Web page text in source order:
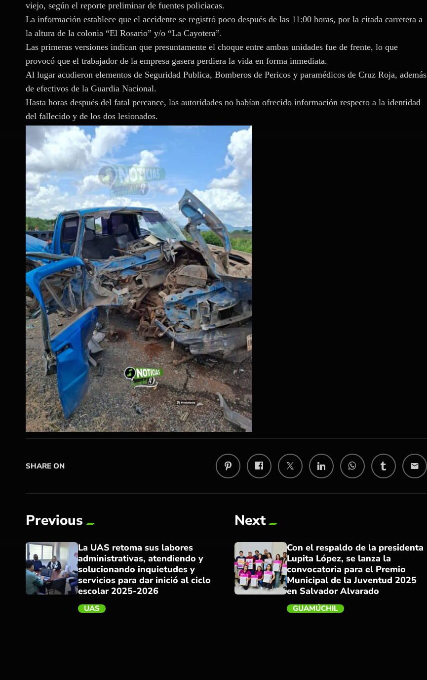
viejo, según el reporte preliminar de fuentes policiacas.
La información establece que el accidente se registró poco después de las 11:00 horas, por la citada carretera a
la altura de la colonia “El Rosario” y/o “La Cayotera”.
Las primeras versiones indican que presuntamente el choque entre ambas unidades fue de frente, lo que
provocó que el trabajador de la empresa gasera perdiera la vida en forma inmediata.
Al lugar acudieron elementos de Seguridad Publica, Bomberos de Pericos y paramédicos de Cruz Roja, además
de efectivos de la Guardia Nacional.
Hasta horas después del fatal percance, las autoridades no habían ofrecido información respecto a la identidad
del fallecido y de los dos lesionados.
SHARE ON email
Previous
La UAS retoma sus labores
administrativas, atendiendo y
solucionando inquietudes y
servicios para dar inició al ciclo
escolar 2025-2026
UAS
Next
Con el respaldo de la presidenta
Lupita López, se lanza la
convocatoria para el Premio
Municipal de la Juventud 2025
en Salvador Alvarado
GUAMÚCHIL